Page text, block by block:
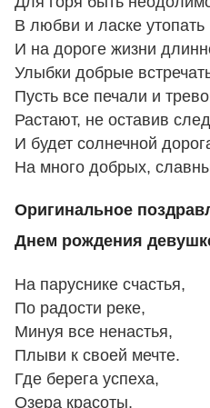
В любви и ласке утопать
И на дороге жизни
Улыбки добрые
Пусть все печали и
Растают, не оставив
И будет солнечной
На много добрых,
Оригинальное
Днем рождения
На паруснике счастья,
По радости реке,
Минуя все ненастья,
Плыви к своей мечте.
Где берега успеха,
Озера красоты,